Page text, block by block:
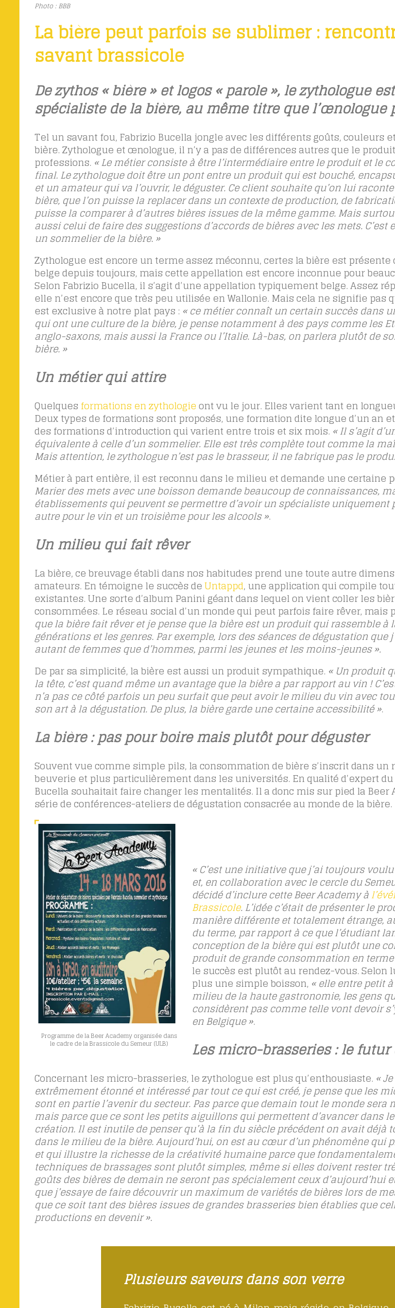
Photo : BBB
La bière peut parfois se sublimer :
savant brassicole
De zythos« bière » et logos« parole », le zythologue
spécialiste de la bière, au même titre que l’œnologue
Tel un savant fou, Fabrizio Bucella jongle avec les différents goûts, couleurs
bière. Zythologue et œnologue, il n’y a pas de différences autres que le
professions. « Le métier consiste à être l’intermédiaire entre le produit et le
final. Le zythologue doit être un pont entre un produit qui est bouché,
et un amateur qui va l’ouvrir, le déguster. Ce client souhaite qu’on lui
bière, que l’on puisse la replacer dans un contexte de production, de
puisse la comparer à d’autres bières issues de la même gamme. Mais
aussi celui de faire des suggestions d’accords de bières avec les mets. C’est
un sommelier de la bière. »
Zythologue est encore un terme assez méconnu, certes la bière est
belge depuis toujours, mais cette appellation est encore inconnue pour
Selon Fabrizio Bucella, il s’agit d’une appellation typiquement belge. Assez
elle n’est encore que très peu utilisée en Wallonie. Mais cela ne signifie pas
est exclusive à notre plat pays : « ce métier connaît un certain succès dans
qui ont une culture de la bière, je pense notamment à des pays comme les
anglo-saxons, mais aussi la France ou l’Italie. Là-bas, on parlera plutôt de
bière. »
Un métier qui attire
Quelques formations en zythologieont vu le jour. Elles varient tant en
Deux types de formations sont proposés, une formation dite longue d’un an
des formations d’introduction qui varient entre trois et six mois. « Il s’agit
équivalente à celle d’un sommelier. Elle est très complète tout comme la
Mais attention, le zythologue n’est pas le brasseur, il ne fabrique pas le
Métier à part entière, il est reconnu dans le milieu et demande une certaine
Marier des mets avec une boisson demande beaucoup de connaissances,
établissements qui peuvent se permettre d’avoir un spécialiste uniquement
autre pour le vin et un troisième pour les alcools ».
Un milieu qui fait rêver
La bière, ce breuvage établi dans nos habitudes prend une toute autre
amateurs. En témoigne le succès deUntappd, une application qui compile
existantes. Une sorte d’album Panini géant dans lequel on vient coller les
consommées. Le réseau social d’un monde qui peut parfois faire rêver, mais
que la bière fait rêver et je pense que la bière est un produit qui rassemble à
générations et les genres. Par exemple, lors des séances de dégustation que
autant de femmes que d’hommes, parmi les jeunes et les moins-jeunes».
De par sa simplicité, la bière est aussi un produit sympathique. « Un produit
la tête, c’est quand même un avantage que la bière a par rapport au vin !
n’a pas ce côté parfois un peu surfait que peut avoir le milieu du vin avec
son art à la dégustation. De plus, la bière garde une certaine accessibilité ».
La bière : pas pour boire mais plutôt pour déguster
Souvent vue comme simple pils, la consommation de bière s’inscrit dans un
beuverie et plus particulièrement dans les universités. En qualité d’expert
Bucella souhaitait faire changer les mentalités. Il a donc mis sur pied la Beer
série de conférences-ateliers de dégustation consacrée au monde de la bière.
Programme de la Beer Academy organisée dans
le cadre de la Brassicole du Semeur (ULB)
« C’est une initiative que j’ai toujours
et, en collaboration avec le cercle du
décidé d’inclure cette Beer Academy à
Brassicole. L’idée c’était de présenter le
manière différente et totalement étrange,
du terme, par rapport à ce que l’étudiant
conception de la bière qui est plutôt une
produit de grande consommation en
le succès est plutôt au rendez-vous. Selon
plus une simple boisson, « elle entre petit
milieu de la haute gastronomie, les gens
considèrent pas comme telle vont devoir
en Belgique ».
Les micro-brasseries : le futur
Concernant les micro-brasseries, le zythologue est plus qu’enthousiaste. «
extrêmement étonné et intéressé par tout ce qui est créé, je pense que les
sont en partie l’avenir du secteur. Pas parce que demain tout le monde sera
mais parce que ce sont les petits aiguillons qui permettent d’avancer dans
création. Il est inutile de penser qu’à la fin du siècle précédent on avait déjà
dans le milieu de la bière. Aujourd’hui, on est au cœur d’un phénomène qui
et qui illustre la richesse de la créativité humaine parce que
techniques de brassages sont plutôt simples, même si elles doivent rester
goûts des bières de demain ne seront pas spécialement ceux d’aujourd’hui
que j’essaye de faire découvrir un maximum de variétés de bières lors de
que ce soit tant des bières issues de grandes brasseries bien établies que
productions en devenir ».
Plusieurs saveurs dans son verre